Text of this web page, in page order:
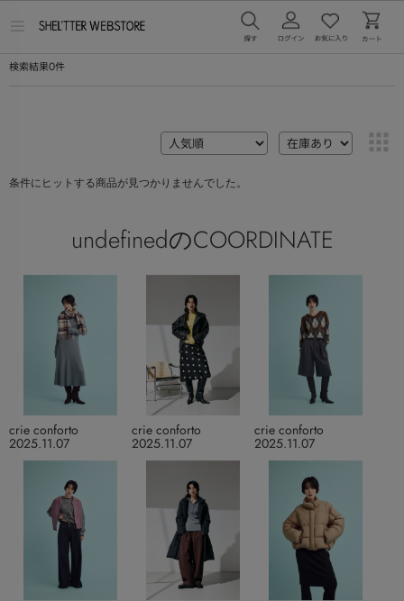
ー
検索結果0件
条件にヒットする商品が見つかりませんでした。
undefinedのCOORDINATE
2025.11.07
crie conforto
2025.11.07
crie conforto
2025.11.07
crie conforto